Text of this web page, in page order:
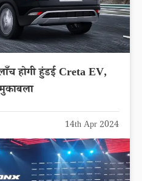
होगी हुंडई Creta EV,
14th Apr 2024